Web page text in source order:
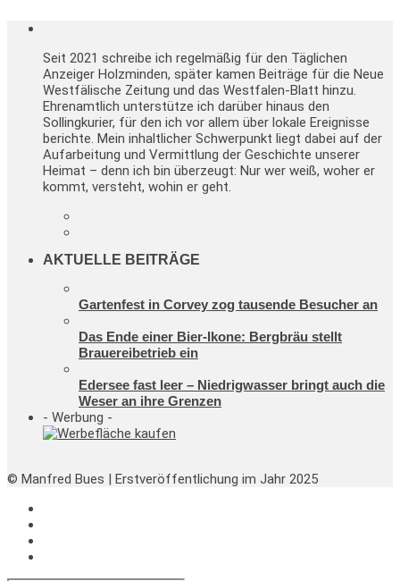
Seit 2021 schreibe ich regelmäßig für den Täglichen
Anzeiger Holzminden, später kamen Beiträge für die Neue
Westfälische Zeitung und das Westfalen-Blatt hinzu.
Ehrenamtlich unterstütze ich darüber hinaus den
Sollingkurier, für den ich vor allem über lokale Ereignisse
berichte. Mein inhaltlicher Schwerpunkt liegt dabei auf der
Aufarbeitung und Vermittlung der Geschichte unserer
Heimat – denn ich bin überzeugt: Nur wer weiß, woher er
kommt, versteht, wohin er geht.
AKTUELLE BEITRÄGE
Gartenfest in Corvey zog tausende Besucher an
Das Ende einer Bier-Ikone: Bergbräu stellt
Brauereibetrieb ein
Edersee fast leer – Niedrigwasser bringt auch die
Weser an ihre Grenzen
- Werbung -
© Manfred Bues | Erstveröffentlichung im Jahr 2025